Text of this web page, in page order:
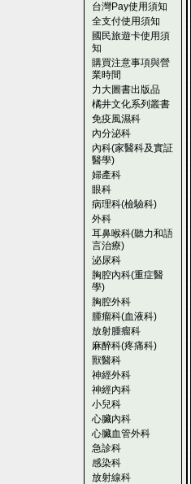
台灣Pay使用須知
全支付使用須知
國民旅遊卡使用須
知
購買注意事項與營
業時間
力大圖書出版品
橘井文化系列叢書
免疫風濕科
內分泌科
內科(家醫科及實証
醫學)
婦產科
眼科
病理科(檢驗科)
外科
耳鼻喉科(聽力和語
言治療)
泌尿科
胸腔內科(重症醫
學)
胸腔外科
腫瘤科(血液科)
放射腫瘤科
麻醉科(疼痛科)
獸醫科
神經外科
神經內科
小兒科
心臟內科
心臟血管外科
急診科
感染科
放射線科